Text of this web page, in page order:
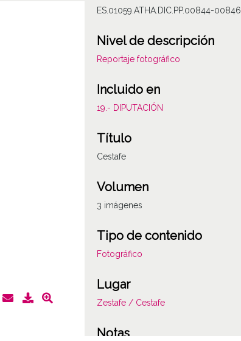
ES.01059.ATHA.DIC.PP.00844-00846
Nivel de descripción
Reportaje fotográfico
Incluido en
19.- DIPUTACIÓN
Título
Cestafe
Volumen
3 imágenes
Tipo de contenido
Fotográfico
Lugar
Zestafe / Cestafe
Notas